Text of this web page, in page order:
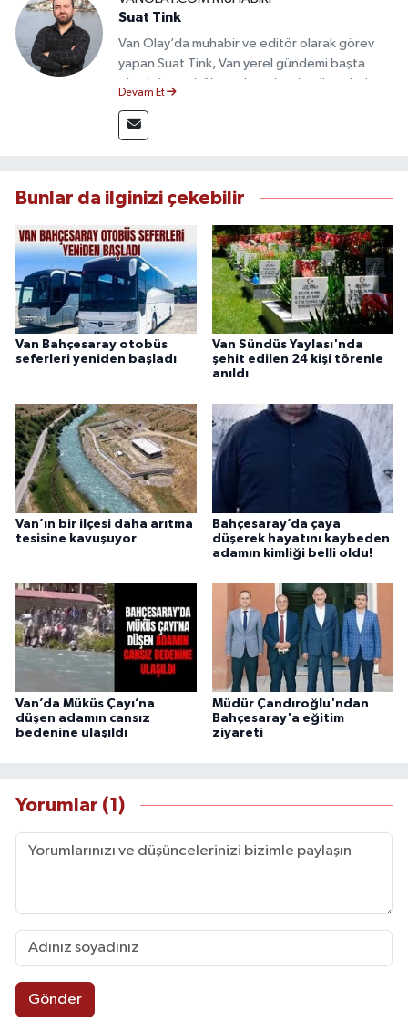
Suat Tink
Van Olay’da muhabir ve editör olarak görev
yapan Suat Tink, Van yerel gündemi başta
olmak üzere bölgesel ve ulusal gelişmeleri
mezunu olan Tink, sahadan edindiği bilgilerle
doğruluk, tarafsızlık ve etik ilkeler
Devam Et
Bunlar da ilginizi çekebilir
Van Bahçesaray otobüs
seferleri yeniden başladı
Van Sündüs Yaylası'nda
şehit edilen 24 kişi törenle
anıldı
Van’ın bir ilçesi daha arıtma
tesisine kavuşuyor
Bahçesaray’da çaya
düşerek hayatını kaybeden
adamın kimliği belli oldu!
Van’da Müküs Çayı’na
düşen adamın cansız
bedenine ulaşıldı
Müdür Çandıroğlu'ndan
Bahçesaray'a eğitim
ziyareti
Yorumlar (1)
Gönder